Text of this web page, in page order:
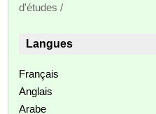
d'études /
Langues
Français
Anglais
Arabe